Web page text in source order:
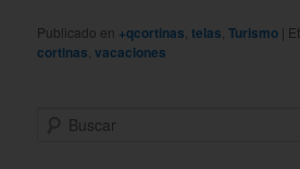
Publicado en +qcortinas ,telas ,Turismo |
cortinas ,vacaciones